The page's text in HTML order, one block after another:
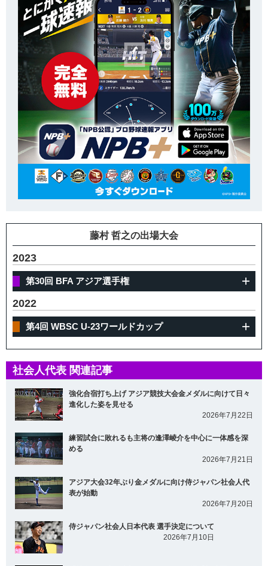
藤村 哲之の出場大会
2023
第30回 BFA アジア選手権
2022
第4回 WBSC U-23ワールドカップ
社会人代表 関連記事
強化合宿打ち上げ アジア競技大会金メダルに向けて日々
進化した姿を見せる
2026年7月22日
練習試合に敗れるも主将の逢澤崚介を中心に一体感を深
める
2026年7月21日
アジア大会32年ぶり金メダルに向け侍ジャパン社会人代
表が始動
2026年7月20日
侍ジャパン社会人日本代表 選手決定について
2026年7月10日